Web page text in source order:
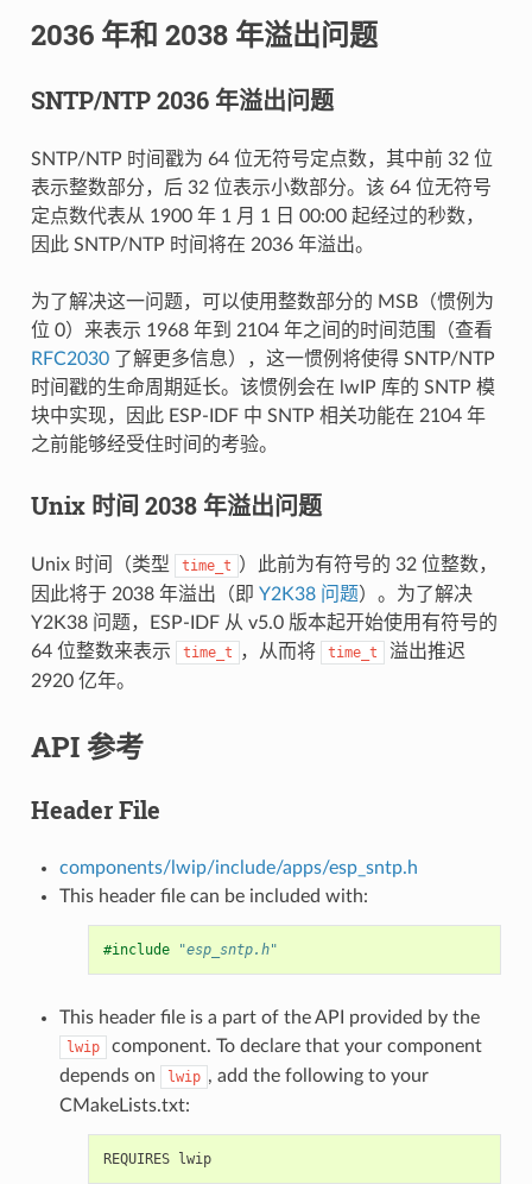
2036 年和 2038 年溢出问题
SNTP/NTP 2036 年溢出问题
SNTP/NTP 时间戳为 64 位无符号定点数，其中前 32 位
表示整数部分，后 32 位表示小数部分。该 64 位无符号
定点数代表从 1900 年 1 月 1 日 00:00 起经过的秒数，
因此 SNTP/NTP 时间将在 2036 年溢出。
为了解决这一问题，可以使用整数部分的 MSB（惯例为
位 0）来表示 1968 年到 2104 年之间的时间范围（查看
RFC2030了解更多信息），这一惯例将使得 SNTP/NTP
时间戳的生命周期延长。该惯例会在 lwIP 库的 SNTP 模
块中实现，因此 ESP-IDF 中 SNTP 相关功能在 2104 年
之前能够经受住时间的考验。
Unix 时间 2038 年溢出问题
Unix 时间（类型 time_t
）此前为有符号的 32 位整数，
因此将于 2038 年溢出（即 Y2K38 问题）。为了解决
Y2K38 问题，ESP-IDF 从 v5.0 版本起开始使用有符号的
64 位整数来表示
time_t ，从而将 time_t
溢出推迟
2920 亿年。
API 参考
Header File
components/lwip/include/apps/esp_sntp.h
This header file can be included with:
#include "esp_sntp.h"
This header file is a part of the API provided by the
lwip
component. To declare that your component
depends on
lwip , add the following to your
CMakeLists.txt:
REQUIRES lwip